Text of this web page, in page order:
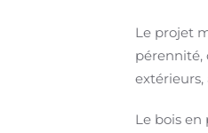
Le projet
pérennité,
Le bois